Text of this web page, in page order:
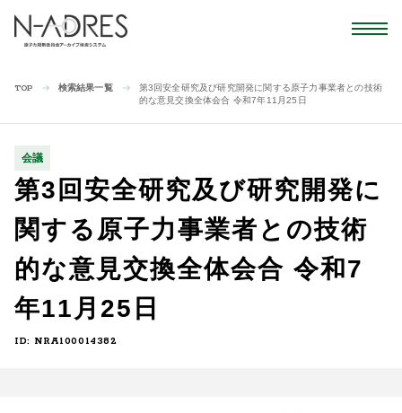
TOP 検索結果一覧
第3回安全研究及び研究開発に関する原子力事業者との技術
的な意見交換全体会合 令和7年11月25日
会議
第3回安全研究及び研究開発に
関する原子力事業者との技術
的な意見交換全体会合 令和7
年11月25日
ID: NRA100014382